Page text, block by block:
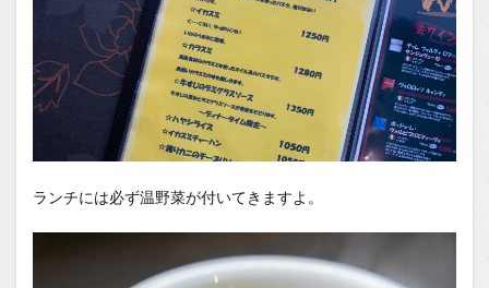
ランチには必ず温野菜が付いてきますよ。